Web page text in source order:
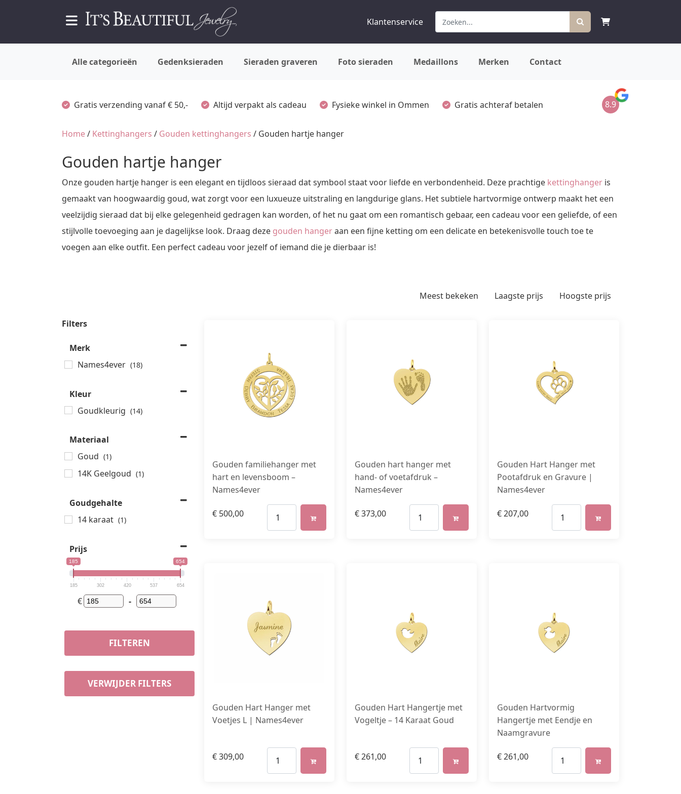
Klantenservice
Alle categorieën Gedenksieraden Sieraden graveren Foto sieraden Medaillons Merken Contact
Gratis verzending vanaf € 50,- Altijd verpakt als cadeau Fysieke winkel in Ommen Gratis achteraf betalen 8.9
Home/ Kettinghangers / Gouden kettinghangers / Gouden hartje hanger
Gouden hartje hanger
Onze gouden hartje hanger is een elegant en tijdloos sieraad dat symbool staat voor liefde en verbondenheid. Deze prachtige kettinghanger is
gemaakt van hoogwaardig goud, wat zorgt voor een luxueuze uitstraling en langdurige glans. Het subtiele hartvormige ontwerp maakt het een
veelzijdig sieraad dat bij elke gelegenheid gedragen kan worden, of het nu gaat om een romantisch gebaar, een cadeau voor een geliefde, of een
stijlvolle toevoeging aan je dagelijkse look. Draag deze gouden hangeraan een fijne ketting om een delicate en betekenisvolle touch toe te
voegen aan elke outfit. Een perfect cadeau voor jezelf of iemand die je dierbaar is!
Filters
Merk
Names4ever (18)
Kleur
Goudkleurig (14)
Materiaal
Goud (1)
14K Geelgoud (1)
Goudgehalte
14 karaat (1)
Prijs
185 654
185 302 420 537 654
€ -
FILTEREN
VERWIJDER FILTERS
Meest bekeken Laagste prijs Hoogste prijs
Gouden familiehanger met
hart en levensboom –
Names4ever
€ 500,00
Gouden hart hanger met
hand- of voetafdruk –
Names4ever
€373,00
Gouden Hart Hanger met
Pootafdruk en Gravure |
Names4ever
€207,00
Gouden Hart Hanger met
Voetjes L | Names4ever
€309,00
Gouden Hart Hangertje met
Vogeltje – 14 Karaat Goud
€261,00
Gouden Hartvormig
Hangertje met Eendje en
Naamgravure
€261,00